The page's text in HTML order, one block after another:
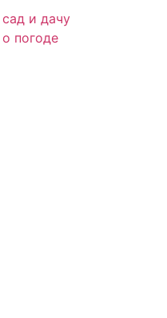
и дачу
погоде